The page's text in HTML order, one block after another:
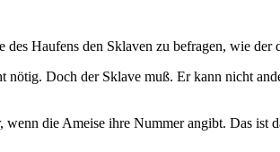
Haufens den Sklaven zu befragen, wie der
Doch der Sklave muß. Er kann nicht
die Ameise ihre Nummer angibt. Das ist